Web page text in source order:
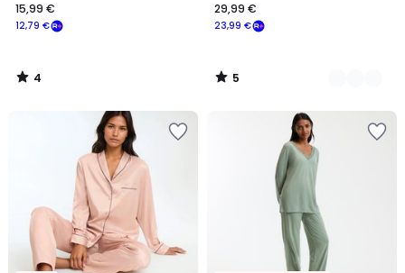
12,79 €
15,99 €
4
/
23,99 €
29,99 €
5
/